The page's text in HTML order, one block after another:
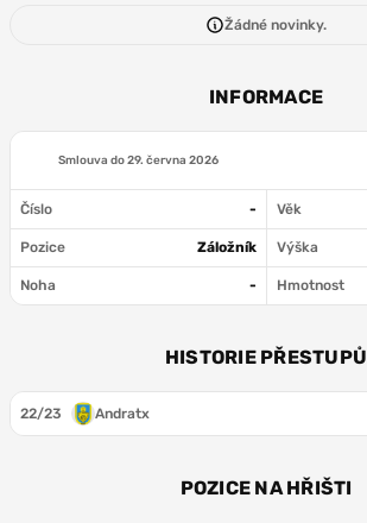
Žádné novinky.
INFORMACE
Smlouva do29. června 2026
Číslo - Věk
Pozice Záložník Výška
Noha - Hmotnost
HISTORIE PŘESTUPŮ
22/23 Andratx
POZICE NA HŘIŠTI